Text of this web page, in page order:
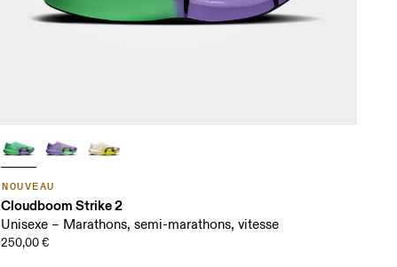
NOUVEAU
Cloudboom Strike 2
Unisexe – Marathons, semi-marathons, vitesse
250,00 €